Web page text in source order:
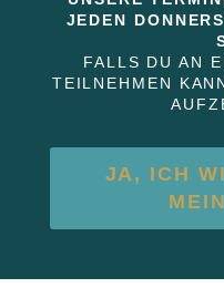
JEDEN
FALLS DU AN
TEILNEHMEN
JA, ICH